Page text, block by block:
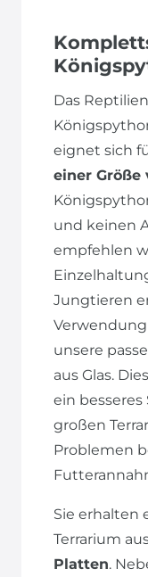
Das
eignet sich
einer Größe
und keinen
empfehlen
Jungtieren
Verwendung
unsere
aus Glas.
ein
großen
Problemen
Sie erhalten
Terrarium
Platten.